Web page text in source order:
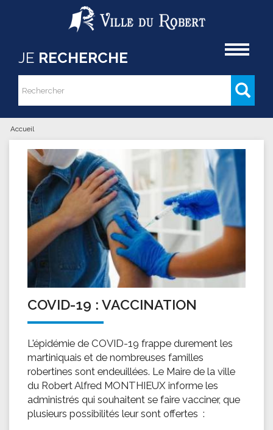
Aller au contenu principal
JE RECHERCHE
Formulaire de recherche
Rechercher
Vous êtes ici
Accueil
COVID-19 : VACCINATION
L'épidémie de COVID-19 frappe durement les
martiniquais et de nombreuses familles
robertines sont endeuillées. Le Maire de la ville
du Robert Alfred MONTHIEUX informe les
administrés qui souhaitent se faire vacciner, que
plusieurs possibilités leur sont offertes :